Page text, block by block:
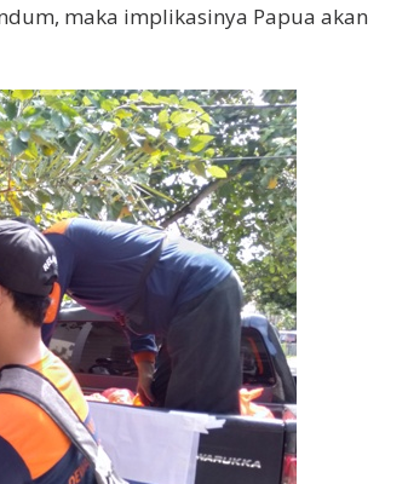
maka implikasinya Papua akan